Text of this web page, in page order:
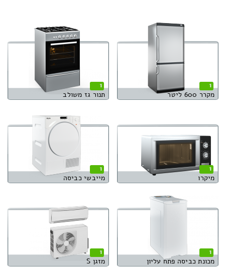
1
מקרר 600 ליטר
1
תנור גז משולב
1
מיקרו
1
מייבשי כביסה
1
מכונת כביסה פתח עליון
1
מזגן S